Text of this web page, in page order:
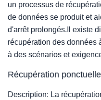
un processus de
de données se produit et
d'arrêt prolongés.Il existe
récupération des données
à des scénarios et
Récupération
Description: La